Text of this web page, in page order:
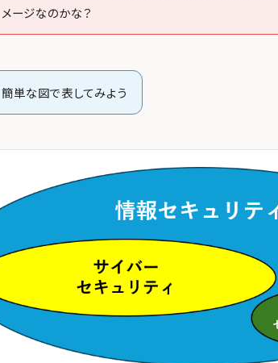
メージなのかな？
簡単な図で表してみよう